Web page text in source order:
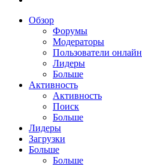
Обзор
Форумы
Модераторы
Пользователи онлайн
Лидеры
Больше
Активность
Активность
Поиск
Больше
Лидеры
Загрузки
Больше
Больше